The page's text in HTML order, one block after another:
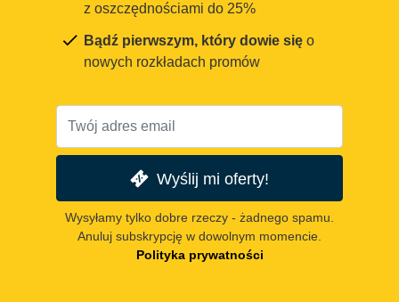
z oszczędnościami do 25%
Bądź pierwszym, który dowie się o
nowych rozkładach promów
Wyślij mi oferty!
Wysyłamy tylko dobre rzeczy - żadnego spamu.
Anuluj subskrypcję w dowolnym momencie.
Polityka prywatności